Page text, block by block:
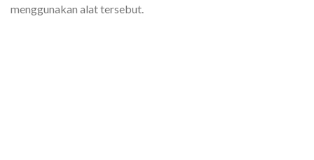
menggunakan alat tersebut.